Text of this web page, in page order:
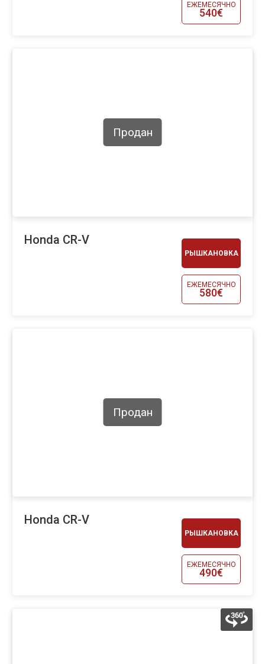
ЕЖЕМЕСЯЧНО
540€
РЫШКАНОВКА
ЕЖЕМЕСЯЧНО
580€
Продан
Honda CR-V
РЫШКАНОВКА
ЕЖЕМЕСЯЧНО
490€
Продан
Honda CR-V